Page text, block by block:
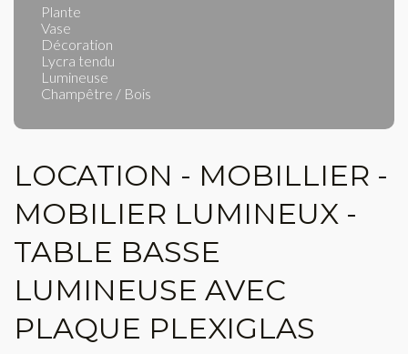
Plante
Vase
Décoration
Lycra tendu
Lumineuse
Champêtre / Bois
LOCATION - MOBILLIER -
MOBILIER LUMINEUX -
TABLE BASSE
LUMINEUSE AVEC
PLAQUE PLEXIGLAS